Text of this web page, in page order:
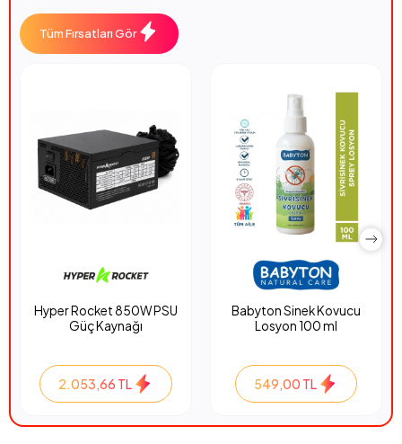
Tüm Fırsatları Gör
Hyper Rocket 850W PSU
Güç Kaynağı
2.053,66 TL
Babyton Sinek Kovucu
Losyon 100 ml
549,00 TL